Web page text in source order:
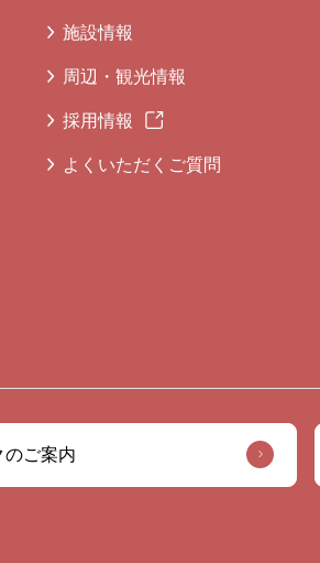
施設情報
周辺・観光情報
採用情報
よくいただくご質問
ご案内